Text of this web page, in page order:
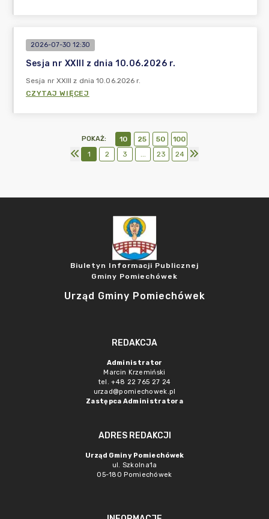
2026-07-30 12:30
Sesja nr XXIII z dnia 10.06.2026 r.
Sesja nr XXIII z dnia 10.06.2026 r.
CZYTAJ WIĘCEJ
POKAŻ: 10 25 50
100
1
2 3 ... 23 24
Biuletyn Informacji Publicznej
Gminy Pomiechówek
Urząd Gminy Pomiechówek
REDAKCJA
Administrator
Marcin Krzemiński
tel. +48 22 765 27 24
urzad@pomiechowek.pl
Zastępca Administratora
ADRES REDAKCJI
Urząd Gminy Pomiechówek
ul. Szkolna1a
05-180 Pomiechówek